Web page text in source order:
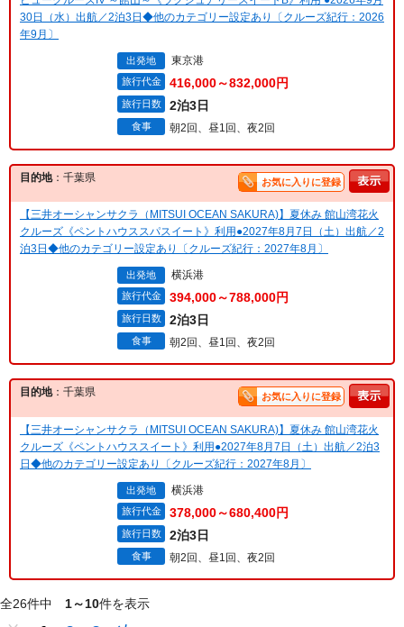
30日（水）出航／2泊3日◆他のカテゴリー設定あり〔クルーズ紀行：2026
年9月〕
出発地 東京港
旅行代金 416,000～832,000円
旅行日数 2泊3日
食事 朝2回、昼1回、夜2回
目的地：千葉県 お気に入りに登録
【三井オーシャンサクラ（MITSUI OCEAN SAKURA)】夏休み 館山湾花火
クルーズ《ペントハウススパスイート》利用●2027年8月7日（土）出航／2
泊3日◆他のカテゴリー設定あり〔クルーズ紀行：2027年8月〕
出発地 横浜港
旅行代金 394,000～788,000円
旅行日数 2泊3日
食事 朝2回、昼1回、夜2回
目的地：千葉県 お気に入りに登録
【三井オーシャンサクラ（MITSUI OCEAN SAKURA)】夏休み 館山湾花火
クルーズ《ペントハウススイート》利用●2027年8月7日（土）出航／2泊3
日◆他のカテゴリー設定あり〔クルーズ紀行：2027年8月〕
出発地 横浜港
旅行代金 378,000～680,400円
旅行日数 2泊3日
食事 朝2回、昼1回、夜2回
全26件中 1～10件を表示